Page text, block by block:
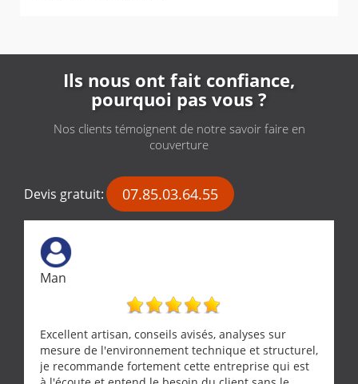
Ils nous ont fait confiance,
pourquoi pas vous ?
Nos clients témoignent de notre savoir faire en
couverture
Devis gratuit: 07.85.03.64.55
Man
Excellent artisan, conseils avisés, analyses sur
mesure de l'environnement technique et structurel,
je recommande fortement cette entreprise qui est